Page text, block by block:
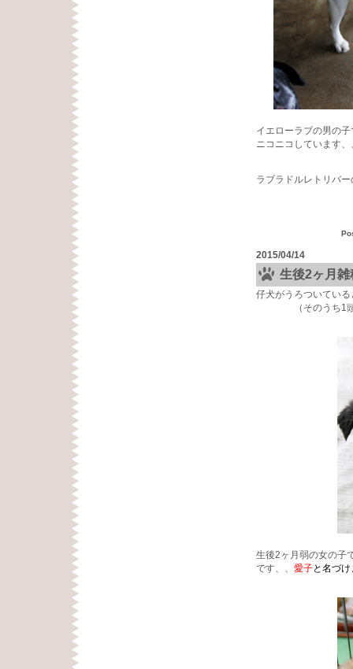
イエローラブの男の
ニコニコしています、
ラブラドルレトリバ
2015/04/14
生後2ヶ月
仔犬がうろついてい
（そのうち1頭は
生後2ヶ月弱の女の子
です、、 愛子と名づ